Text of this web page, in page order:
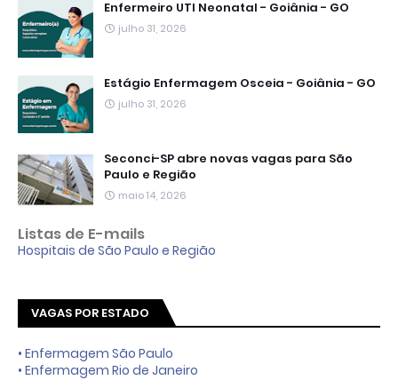
Enfermeiro UTI Neonatal - Goiânia - GO
julho 31, 2026
Estágio Enfermagem Osceia - Goiânia - GO
julho 31, 2026
Seconci-SP abre novas vagas para São
Paulo e Região
maio 14, 2026
Listas de E-mails
Hospitais de São Paulo e Região
VAGAS POR ESTADO
• Enfermagem São Paulo
• Enfermagem Rio de Janeiro